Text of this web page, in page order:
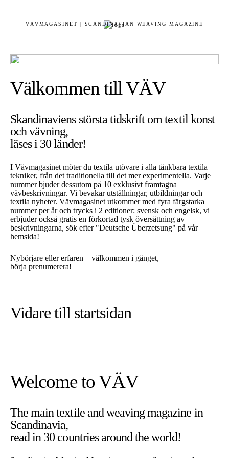
VÄVMAGASINET | SCANDINAVIAN WEAVING MAGAZINE
Välkommen till VÄV
Skandinaviens största tidskrift om textil konst
och vävning,
läses i 30 länder!
I Vävmagasinet möter du textila utövare i alla tänkbara textila
tekniker, från det traditionella till det mer experimentella. Varje
nummer bjuder dessutom på 10 exklusivt framtagna
vävbeskrivningar. Vi bevakar utställningar, utbildningar och
textila nyheter. Vävmagasinet utkommer med fyra färgstarka
nummer per år och trycks i 2 editioner: svensk och engelsk, vi
erbjuder också gratis en förkortad tysk översättning av
beskrivningarna, sök efter "Deutsche Überzetsung" på vår
hemsida!
Nybörjare eller erfaren – välkommen i gänget,
börja prenumerera!
Vidare till startsidan
Welcome to VÄV
The main textile and weaving magazine in
Scandinavia,
read in 30 countries around the world!